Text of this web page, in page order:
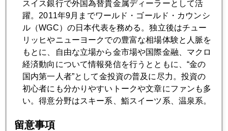
2017年03月29日
シュガーハイ相場
2017年03月28日
トランプ大統領だけではない、世界激動の兆し
トランプ相場の均衡点を模索する市場
スイス銀行で外国為替貴金属ディーラーとして活
躍。2011年9月までワールド・ゴールド・カウンシ
ル（WGC）の日本代表を務める。独立後はチュー
リッヒやニューヨークでの豊富な相場体験と人脈を
もとに、自由な立場から金市場や国際金融、マクロ
経済動向について情報発信を行うとともに、“金の
国内第一人者”として金投資の普及に尽力。投資の
初心者にも分かりやすいトークや文章にファンも多
い。得意分野はスキー系、鮨スイーツ系、温泉系。
留意事項